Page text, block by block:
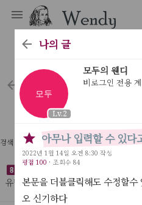
Lv.2
letters
분야
검색 결과 10개 2.01초
상당히 재미난
유별난 곳인가?어찌됬든 재미난 곳
을 남길수 있다니.
나의 글
모두
Lv.2
모두의 웬디
비로그인 전용
아무나 입력할 수 있다
2022년 1월 14일 오전 8:30 작성
평점 100 · 조회수 84
본문을 더블클릭해도 수정할수
오 신기하다